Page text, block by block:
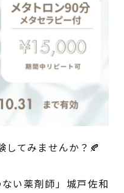
してみませんか？🍂
い薬剤師」城戸佐和